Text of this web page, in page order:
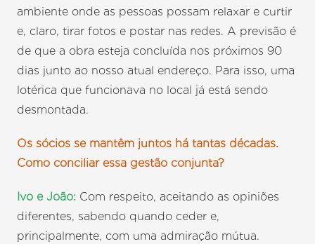
ambiente onde as pessoas possam relaxar e curtir
e, claro, tirar fotos e postar nas redes. A previsão é
de que a obra esteja concluída nos próximos 90
dias junto ao nosso atual endereço. Para isso, uma
lotérica que funcionava no local já está sendo
desmontada.
Os sócios se mantêm juntos há tantas décadas.
Como conciliar essa gestão conjunta?
Ivo e João: Com respeito, aceitando as opiniões
diferentes, sabendo quando ceder e,
principalmente, com uma admiração mútua.